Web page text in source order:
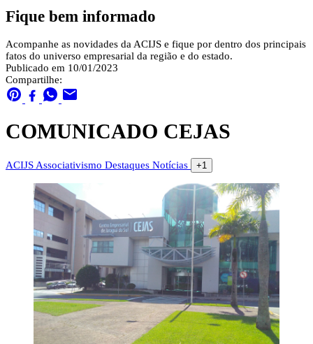
Fique bem informado
Acompanhe as novidades da ACIJS e fique por dentro dos principais
fatos do universo empresarial da região e do estado.
Publicado em 10/01/2023
Compartilhe:
COMUNICADO CEJAS
ACIJS Associativismo Destaques Notícias +1